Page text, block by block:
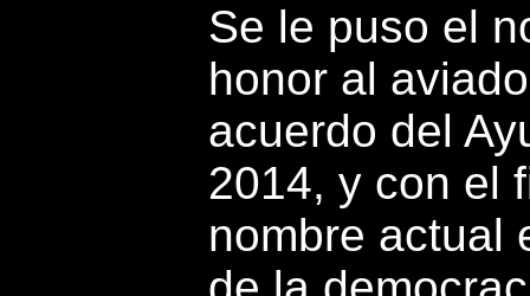
Se le puso el
honor al
acuerdo del
2014, y con el
nombre actual